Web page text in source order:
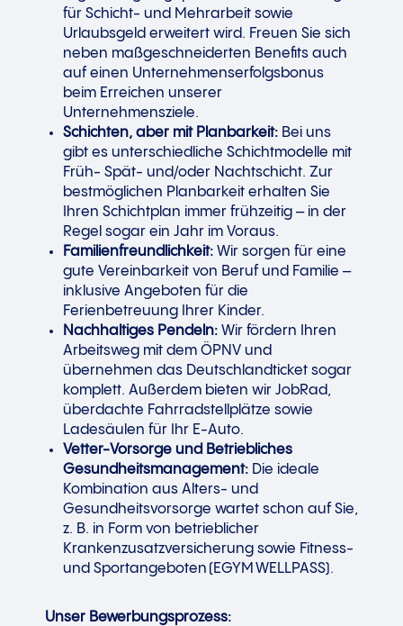
für Schicht- und Mehrarbeit sowie
Urlaubsgeld erweitert wird. Freuen Sie sich
neben maßgeschneiderten Benefits auch
auf einen Unternehmenserfolgsbonus
beim Erreichen unserer
Unternehmensziele.
Schichten, aber mit Planbarkeit: Bei uns
gibt es unterschiedliche Schichtmodelle mit
Früh- Spät- und/oder Nachtschicht. Zur
bestmöglichen Planbarkeit erhalten Sie
Ihren Schichtplan immer frühzeitig – in der
Regel sogar ein Jahr im Voraus.
Familienfreundlichkeit: Wir sorgen für eine
gute Vereinbarkeit von Beruf und Familie –
inklusive Angeboten für die
Ferienbetreuung Ihrer Kinder.
Nachhaltiges Pendeln: Wir fördern Ihren
Arbeitsweg mit dem ÖPNV und
übernehmen das Deutschlandticket sogar
komplett. Außerdem bieten wir JobRad,
überdachte Fahrradstellplätze sowie
Ladesäulen für Ihr E-Auto.
Vetter-Vorsorge und Betriebliches
Gesundheitsmanagement: Die ideale
Kombination aus Alters- und
Gesundheitsvorsorge wartet schon auf Sie,
z. B. in Form von betrieblicher
Krankenzusatzversicherung sowie Fitness-
und Sportangeboten (EGYM WELLPASS).
Unser Bewerbungsprozess: